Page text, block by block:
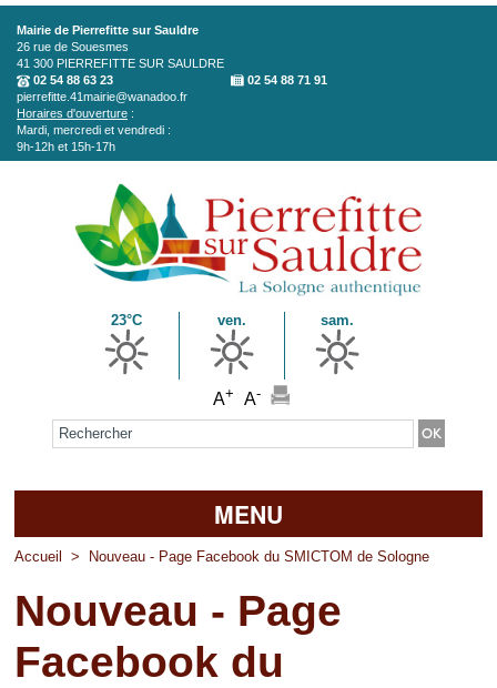
Aller au contenu principal
Mairie de Pierrefitte sur Sauldre
26 rue de Souesmes
41 300 PIERREFITTE SUR SAULDRE
02 54 88 63 23
02 54 88 71 91
pierrefitte.41mairie@wanadoo.fr
Horaires d'ouverture :
Mardi, mercredi et vendredi :
9h-12h et 15h-17h
23°C ven. sam.
A+ A-
Formulaire de recherche
MENU
Accueil
La mairie
Découvrir Pierrefitte
Accueil > Nouveau - Page Facebook du SMICTOM de Sologne
Nouveau - Page
Facebook du